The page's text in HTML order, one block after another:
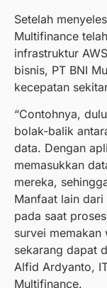
Setelah
Multifinance
infrastruktur
bisnis, PT BNI
kecepatan
“Contohnya,
bolak-balik
data. Dengan
memasukkan
mereka,
Manfaat lain
pada saat
survei
sekarang dapat
Alfid Ardyanto,
Multifinance.